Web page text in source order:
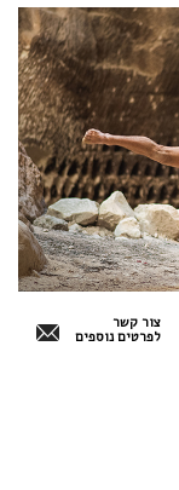
צור קשר
לפרטים נוספים